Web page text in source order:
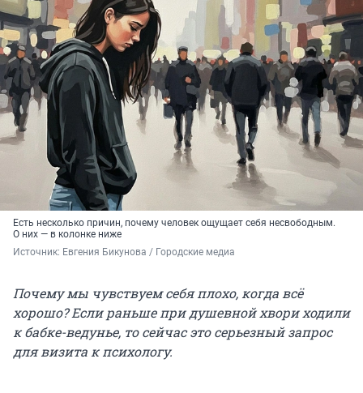
Есть несколько причин, почему человек ощущает себя несвободным.
О них — в колонке ниже
Источник: Евгения Бикунова / Городские медиа
Почему мы чувствуем себя плохо, когда всё
хорошо? Если раньше при душевной хвори ходили
к бабке-ведунье, то сейчас это серьезный запрос
для визита к психологу.